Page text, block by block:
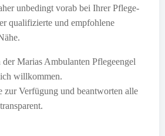
unbedingt vorab bei Ihrer Pflege-
qualifizierte und empfohlene
Marias Ambulanten Pflegeengel
willkommen.
zur Verfügung und beantworten alle